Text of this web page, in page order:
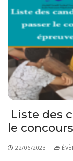
Liste des
le
22/06/2023